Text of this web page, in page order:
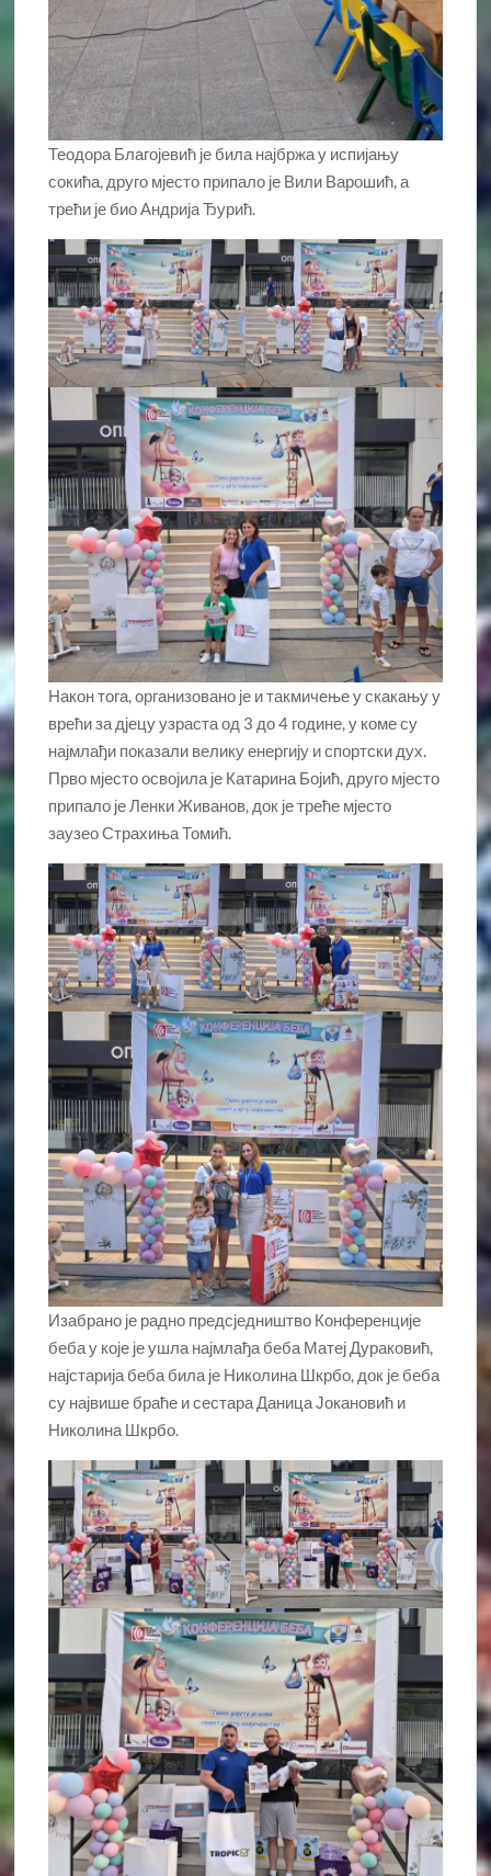
Теодора Благојевић је била најбржа у испијању
сокића, друго мјесто припало је Вили Варошић, а
трећи је био Андрија Ђурић.
Након тога, организовано је и такмичење у скакању у
врећи за дјецу узраста од 3 до 4 године, у коме су
најмлађи показали велику енергију и спортски дух.
Прво мјесто освојила је Катарина Бојић, друго мјесто
припало је Ленки Живанов, док је треће мјесто
заузео Страхиња Томић.
Изабрано је радно предсједништво Конференције
беба у које је ушла најмлађа беба Матеј Дураковић,
најстарија беба била је Николина Шкрбо, док је беба
су највише браће и сестара Даница Јокановић и
Николина Шкрбо.